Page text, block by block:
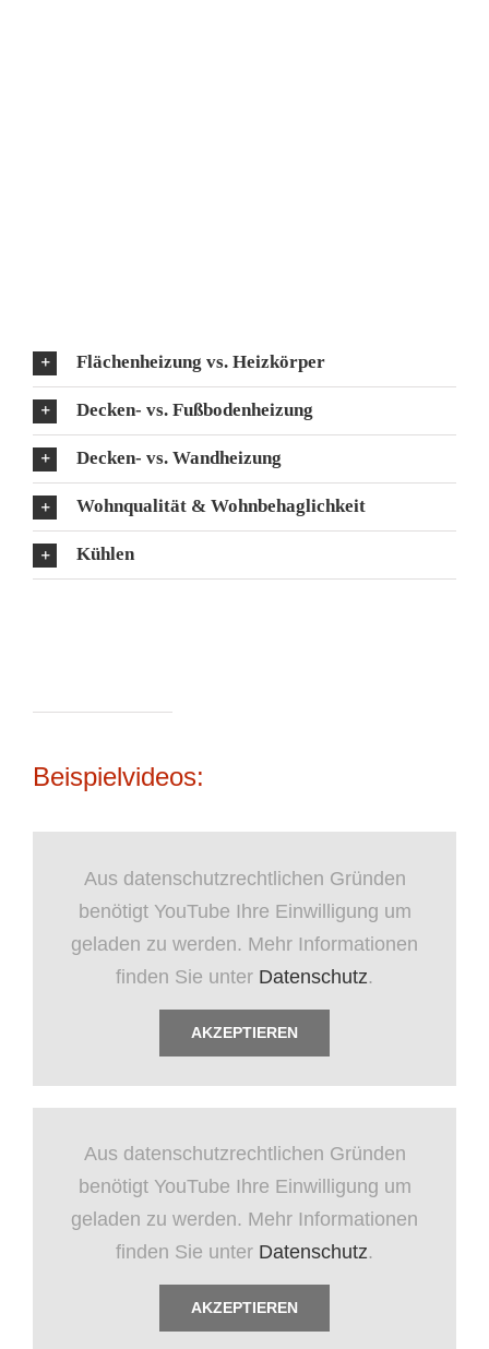
Flächenheizung vs. Heizkörper
Decken- vs. Fußbodenheizung
Decken- vs. Wandheizung
Wohnqualität & Wohnbehaglichkeit
Kühlen
Beispielvideos:
Aus datenschutzrechtlichen Gründen
benötigt YouTube Ihre Einwilligung um
geladen zu werden. Mehr Informationen
finden Sie unter Datenschutz.
AKZEPTIEREN
Aus datenschutzrechtlichen Gründen
benötigt YouTube Ihre Einwilligung um
geladen zu werden. Mehr Informationen
finden Sie unter Datenschutz.
AKZEPTIEREN